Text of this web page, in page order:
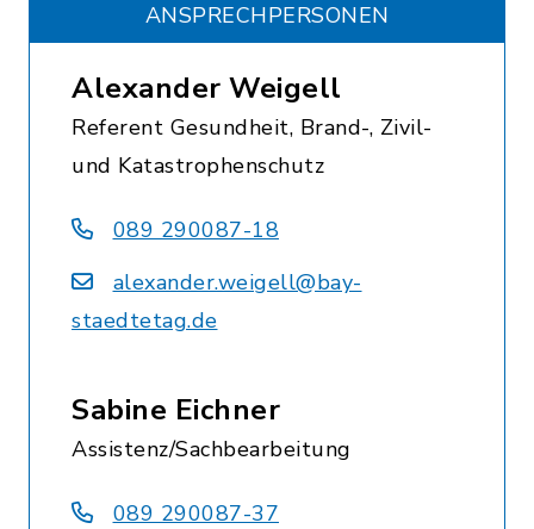
ANSPRECHPERSONEN
Alexander Weigell
Referent Gesundheit, Brand-, Zivil-
und Katastrophenschutz
089 290087-18
alexander.weigell@bay-
staedtetag.de
Sabine Eichner
Assistenz/Sachbearbeitung
089 290087-37